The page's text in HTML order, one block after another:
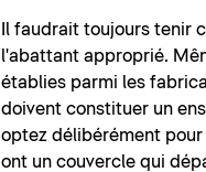
Il faudrait toujours tenir
l'abattant approprié.
établies parmi les
doivent constituer un
optez délibérément
ont un couvercle qui